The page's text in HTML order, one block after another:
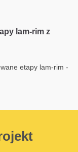
lam-rim z
etapy lam-rim -